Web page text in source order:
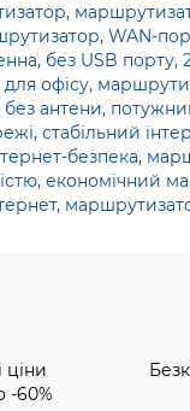
,
, WAN-
, без USB порту,
офісу,
антени,
, стабільний
безпека,
, економічний
,
-60%